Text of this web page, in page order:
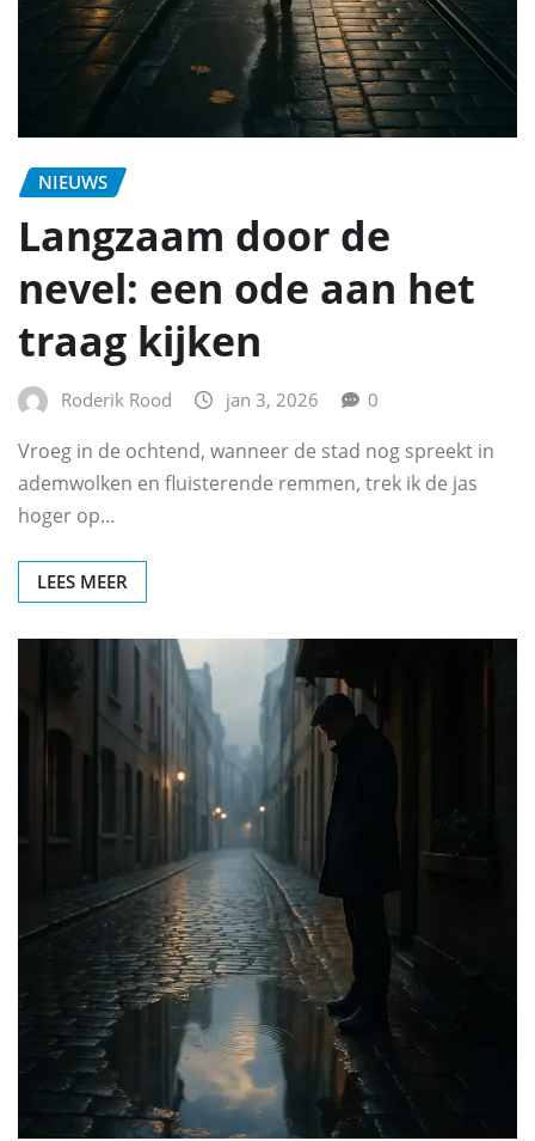
NIEUWS
Langzaam door de
nevel: een ode aan het
traag kijken
Roderik Rood jan 3, 2026 0
Vroeg in de ochtend, wanneer de stad nog spreekt in
ademwolken en fluisterende remmen, trek ik de jas
hoger op…
LEES MEER